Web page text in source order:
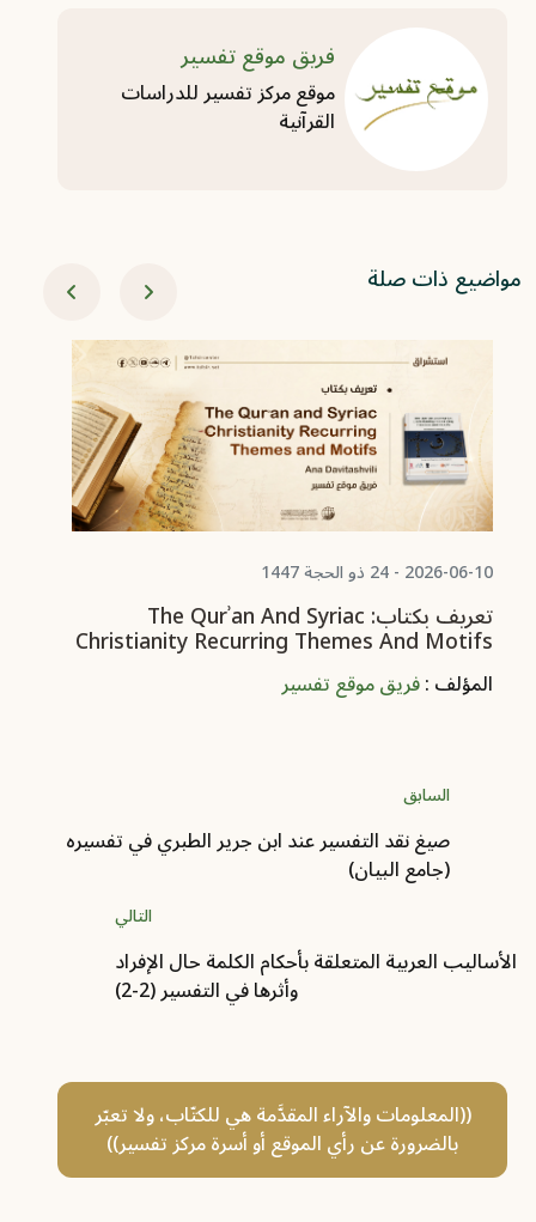
فريق موقع تفسير
موقع مركز تفسير للدراسات
القرآنية
مواضيع ذات صلة
2026-06-10 - 24 ذو الحجة 1447
تعريف بكتاب: The Qurʾan And Syriac
Christianity Recurring Themes And Motifs
المؤلف :فريق موقع تفسير
السابق
صيغ نقد التفسير عند ابن جرير الطبري في تفسيره
(جامع البيان)
التالي
الأساليب العربية المتعلقة بأحكام الكلمة حال الإفراد
وأثرها في التفسير (2-2)
((المعلومات والآراء المقدَّمة هي للكتّاب، ولا تعبّر
بالضرورة عن رأي الموقع أو أسرة مركز تفسير))